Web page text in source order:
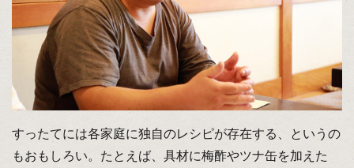
すったてには各家庭に独自のレシピが存在する、というの
もおもしろい。たとえば、具材に梅酢やツナ缶を加えた